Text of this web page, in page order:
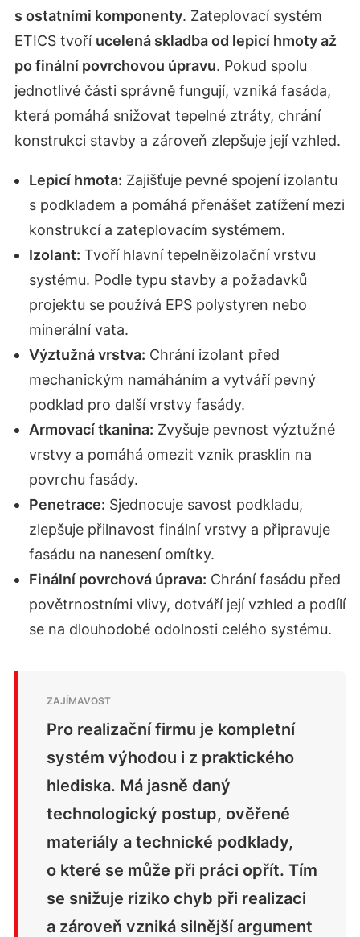
s ostatními komponenty. Zateplovací systém
ETICS tvoří ucelená skladba od lepicí hmoty až
po finální povrchovou úpravu. Pokud spolu
jednotlivé části správně fungují, vzniká fasáda,
která pomáhá snižovat tepelné ztráty, chrání
konstrukci stavby a zároveň zlepšuje její vzhled.
Lepicí hmota: Zajišťuje pevné spojení izolantu
s podkladem a pomáhá přenášet zatížení mezi
konstrukcí a zateplovacím systémem.
Izolant: Tvoří hlavní tepelněizolační vrstvu
systému. Podle typu stavby a požadavků
projektu se používá EPS polystyren nebo
minerální vata.
Výztužná vrstva: Chrání izolant před
mechanickým namáháním a vytváří pevný
podklad pro další vrstvy fasády.
Armovací tkanina: Zvyšuje pevnost výztužné
vrstvy a pomáhá omezit vznik prasklin na
povrchu fasády.
Penetrace: Sjednocuje savost podkladu,
zlepšuje přilnavost finální vrstvy a připravuje
fasádu na nanesení omítky.
Finální povrchová úprava: Chrání fasádu před
povětrnostními vlivy, dotváří její vzhled a podílí
se na dlouhodobé odolnosti celého systému.
Pro realizační firmu je kompletní
systém výhodou i z praktického
hlediska. Má jasně daný
technologický postup, ověřené
materiály a technické podklady,
o které se může při práci opřít. Tím
se snižuje riziko chyb při realizaci
a zároveň vzniká silnější argument